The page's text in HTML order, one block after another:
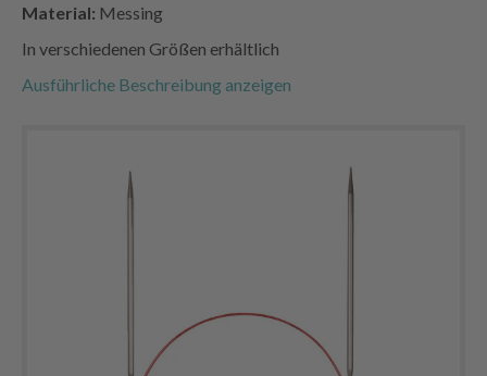
Material: Messing
In verschiedenen Größen erhältlich
Ausführliche Beschreibung anzeigen